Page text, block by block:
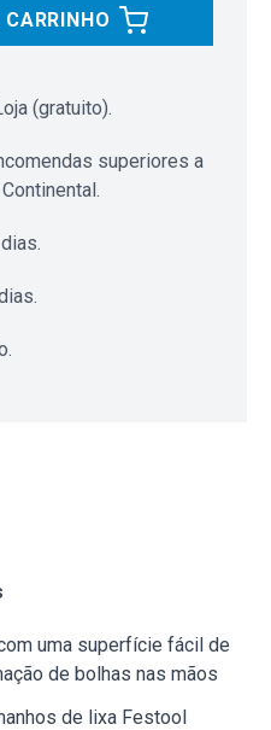
(gratuito).
superiores a
uma superfície fácil de
de bolhas nas mãos
de lixa Festool